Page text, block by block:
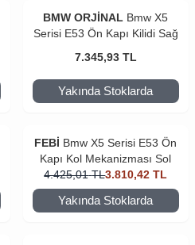
BMW ORJİNAL Bmw X5
Serisi E53 Ön Kapı Kilidi Sağ
7.345,93 TL
Yakında Stoklarda
FEBİ Bmw X5 Serisi E53 Ön
Kapı Kol Mekanizması Sol
4.425,01 TL3.810,42 TL
Yakında Stoklarda